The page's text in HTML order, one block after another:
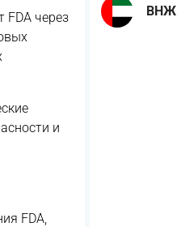
через
и
FDA,
ВНЖ